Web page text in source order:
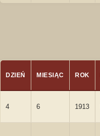
DZIEŃ MIESIĄC ROK
4 6 1913